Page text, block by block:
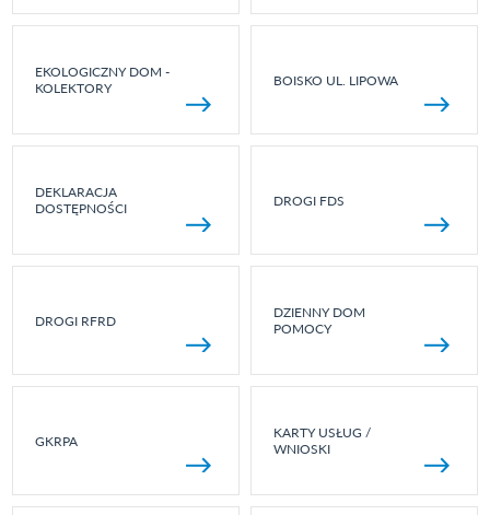
EKOLOGICZNY DOM -
KOLEKTORY
BOISKO UL. LIPOWA
DEKLARACJA
DOSTĘPNOŚCI
DROGI FDS
DROGI RFRD
DZIENNY DOM
POMOCY
GKRPA
KARTY USŁUG /
WNIOSKI